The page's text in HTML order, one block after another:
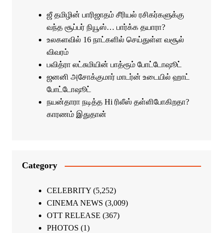
ஜீ தமிழின் பாரிஜாதம் சீரியல் ரசிகர்களுக்கு
வந்த சூப்பர் நியூஸ்… பார்க்க தயாரா?
உலகளவில் 16 நாட்களில் செய்துள்ள வசூல்
விவரம்
பவித்ரா லட்சுமியின் பாத்ரூம் போட்டோஷூட்
ஜனனி அசோக்குமார் மாடர்ன் உடையில் ஹாட்
போட்டோஷூட்
நயன்தாரா நடித்த Hi ரிலீஸ் தள்ளிபோகிறதா?
காரணம் இதுதான்
Category
CELEBRITY(5,252)
CINEMA NEWS (3,009)
OTT RELEASE (367)
PHOTOS (1)